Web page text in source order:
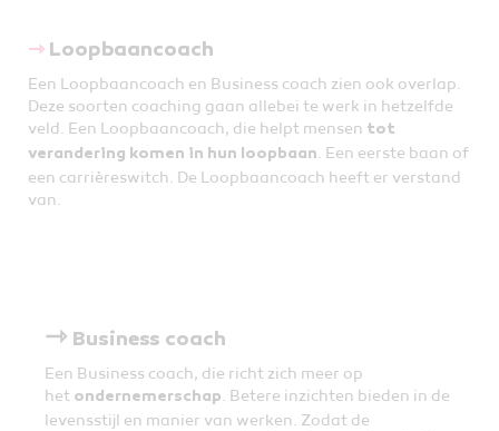
⇾ Loopbaancoach
Een Loopbaancoach en Business coach zien ook overlap.
Deze soorten coaching gaan allebei te werk in hetzelfde
veld. Een Loopbaancoach, die helpt mensen tot
verandering komen in hun loopbaan. Een eerste baan of
een carrièreswitch. De Loopbaancoach heeft er verstand
van.
⇾ Business coach
Een Business coach, die richt zich meer op
het ondernemerschap. Betere inzichten bieden in de
levensstijl en manier van werken. Zodat de